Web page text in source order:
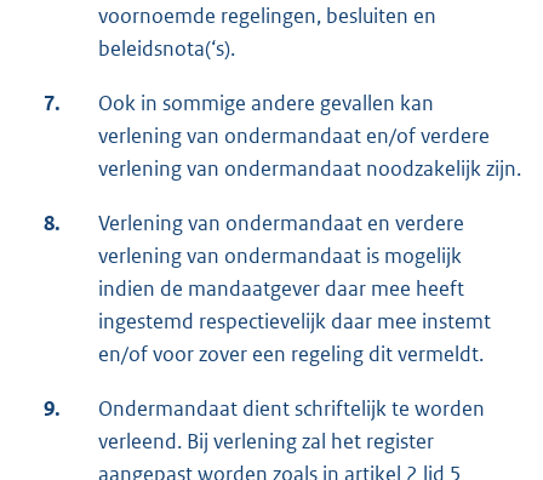
voornoemde regelingen, besluiten en
beleidsnota(‘s).
7.
Ook in sommige andere gevallen kan
verlening van ondermandaat en/of verdere
verlening van ondermandaat noodzakelijk zijn.
8.
Verlening van ondermandaat en verdere
verlening van ondermandaat is mogelijk
indien de mandaatgever daar mee heeft
ingestemd respectievelijk daar mee instemt
en/of voor zover een regeling dit vermeldt.
9.
Ondermandaat dient schriftelijk te worden
verleend. Bij verlening zal het register
aangepast worden zoals in artikel 2 lid 5